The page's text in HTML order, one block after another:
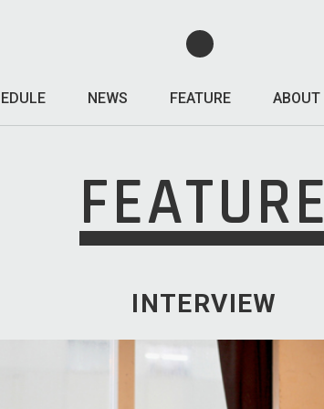
NEWS FEATURE ABOUT
FEATURE
INTERVIEW